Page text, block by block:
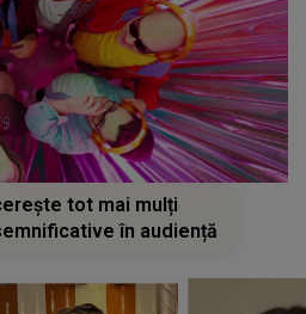
tot mai mulți
în audiență